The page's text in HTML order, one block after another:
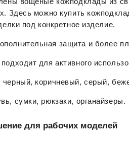
Здесь можно купить
под конкретное изделие.
защита и более
подходит для активного
черный, коричневый, серый,
сумки, рюкзаки, органайзеры.
для рабочих моделей